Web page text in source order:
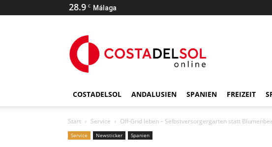
28.9 C Málaga
COSTADELSOL ANDALUSIEN SPANIEN FREIZEIT
Start Service Off-Grid leben – Selbstversorgergarten statt
Service Newsticker Spanien